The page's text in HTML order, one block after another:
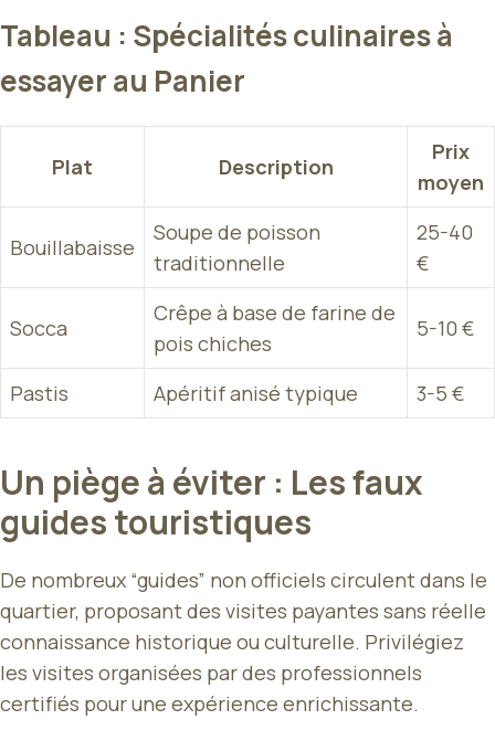
Tableau : Spécialités culinaires à
essayer au Panier
Plat Description
Prix
moyen
Bouillabaisse
Soupe de poisson
traditionnelle
25-40
€
Socca
Crêpe à base de farine de
pois chiches
5-10 €
Pastis Apéritif anisé typique 3-5 €
Un piège à éviter : Les faux
guides touristiques
De nombreux “guides” non officiels circulent dans le
quartier, proposant des visites payantes sans réelle
connaissance historique ou culturelle. Privilégiez
les visites organisées par des professionnels
certifiés pour une expérience enrichissante.